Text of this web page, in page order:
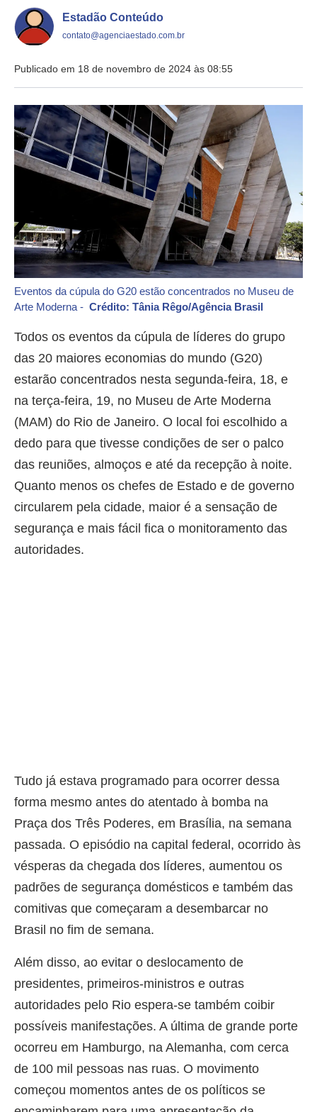
Estadão Conteúdo
contato@agenciaestado.com.br
Publicado em 18 de novembro de 2024 às 08:55
Eventos da cúpula do G20 estão concentrados no Museu de
Arte Moderna - Crédito: Tânia Rêgo/Agência Brasil
Todos os eventos da cúpula de líderes do grupo
das 20 maiores economias do mundo (G20)
estarão concentrados nesta segunda-feira, 18, e
na terça-feira, 19, no Museu de Arte Moderna
(MAM) do Rio de Janeiro. O local foi escolhido a
dedo para que tivesse condições de ser o palco
das reuniões, almoços e até da recepção à noite.
Quanto menos os chefes de Estado e de governo
circularem pela cidade, maior é a sensação de
segurança e mais fácil fica o monitoramento das
autoridades.
Tudo já estava programado para ocorrer dessa
forma mesmo antes do atentado à bomba na
Praça dos Três Poderes, em Brasília, na semana
passada. O episódio na capital federal, ocorrido às
vésperas da chegada dos líderes, aumentou os
padrões de segurança domésticos e também das
comitivas que começaram a desembarcar no
Brasil no fim de semana.
Além disso, ao evitar o deslocamento de
presidentes, primeiros-ministros e outras
autoridades pelo Rio espera-se também coibir
possíveis manifestações. A última de grande porte
ocorreu em Hamburgo, na Alemanha, com cerca
de 100 mil pessoas nas ruas. O movimento
começou momentos antes de os políticos se